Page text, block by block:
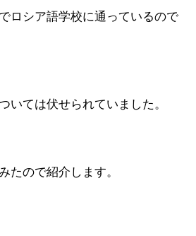
ロシア語学校に通っているので
いては伏せられていました。
たので紹介します。